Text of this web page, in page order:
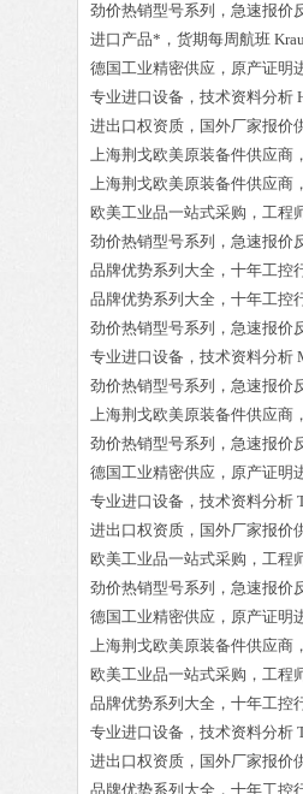
劲价热销型号系列，急速报价
进口产品*，货期每周航班
德国工业精密供应，原产证明
专业进口设备，技术资料分析
进出口权资质，国外厂家报价
上海荆戈欧美原装备件供应商
上海荆戈欧美原装备件供应商
欧美工业品一站式采购，工程
劲价热销型号系列，急速报价
品牌优势系列大全，十年工控
品牌优势系列大全，十年工控
劲价热销型号系列，急速报价
专业进口设备，技术资料分析
劲价热销型号系列，急速报价
上海荆戈欧美原装备件供应商
劲价热销型号系列，急速报价
德国工业精密供应，原产证明
专业进口设备，技术资料分析
进出口权资质，国外厂家报价
欧美工业品一站式采购，工程
劲价热销型号系列，急速报价
德国工业精密供应，原产证明
上海荆戈欧美原装备件供应商
欧美工业品一站式采购，工程
品牌优势系列大全，十年工控
专业进口设备，技术资料分析
进出口权资质，国外厂家报价
品牌优势系列大全，十年工控